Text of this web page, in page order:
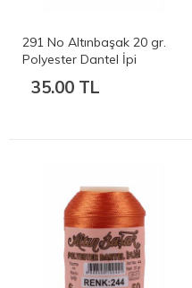
291 No Altınbaşak 20 gr.
Polyester Dantel İpi
35.00 TL